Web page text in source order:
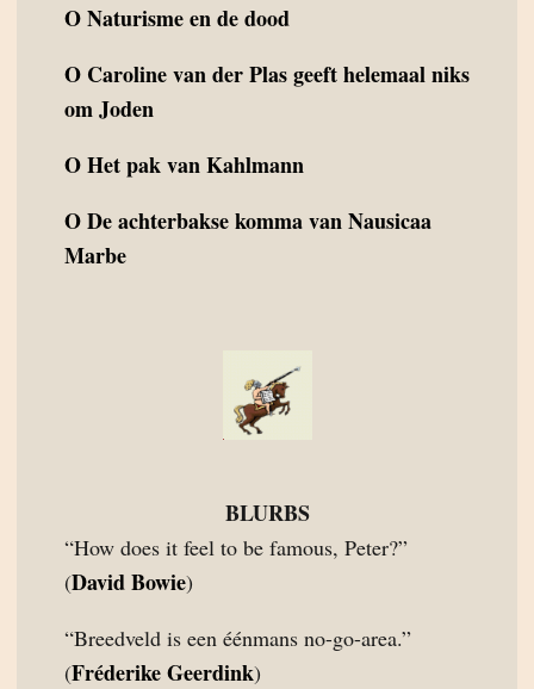
ONaturisme en de dood
O Caroline van der Plas geeft helemaal niks
om Joden
OHet pak van Kahlmann
ODe achterbakse komma van Nausicaa
Marbe
BLURBS
“How does it feel to be famous, Peter?”
(David Bowie)
“Breedveld is een éénmans no-go-area.”
(Fréderike Geerdink)